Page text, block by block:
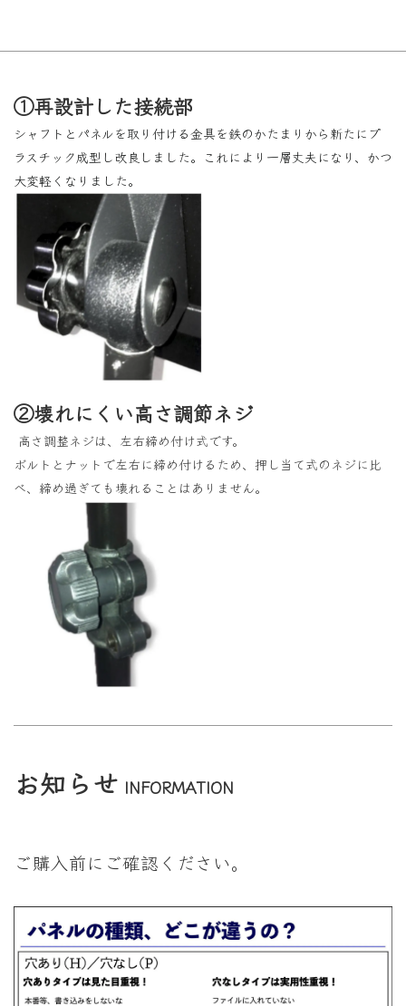
①再設計した接続部
シャフトとパネルを取り付ける金具を鉄のかたまりから新たにプ
ラスチック成型し改良しました。これにより一層丈夫になり、かつ
大変軽くなりました。
②壊れにくい高さ調節ネジ
高さ調整ネジは、左右締め付け式です。
ボルトとナットで左右に締め付けるため、押し当て式のネジに比
べ、締め過ぎても壊れることはありません。
お知らせ INFORMATION
ご購入前にご確認ください。